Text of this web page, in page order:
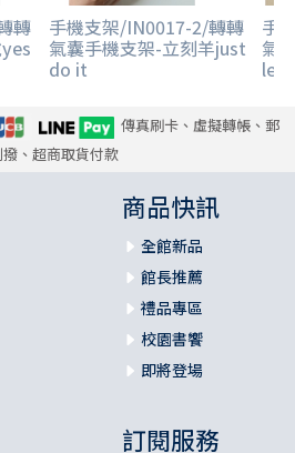
轉 手機支架/IN0017-2/轉轉
氣囊手機支架-立刻羊just
do it
手
氣
傳真刷卡、虛擬轉帳、郵
、超商取貨付款
商品快訊
全館新品
館長推薦
禮品專區
校園書饗
即將登場
訂閱服務